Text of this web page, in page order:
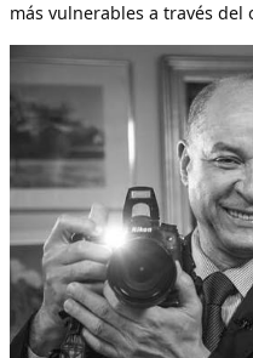
más vulnerables a través del